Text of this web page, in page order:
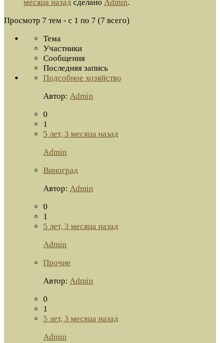
месяца назад сделано Admin.
Просмотр 7 тем - с 1 по 7 (7 всего)
Тема
Участники
Сообщения
Последняя запись
Подсобное хозяйство
Автор: Admin
0
1
5 лет, 3 месяца назад
Admin
Виноград
Автор: Admin
0
1
5 лет, 3 месяца назад
Admin
Прочие
Автор: Admin
0
1
5 лет, 3 месяца назад
Admin